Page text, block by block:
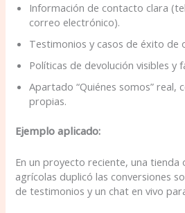
Información de contacto clara
correo electrónico).
Testimonios y casos de éxito de
Políticas de devolución visibles y
Apartado “Quiénes somos” real,
propias.
Ejemplo aplicado:
En un proyecto reciente, una tienda
agrícolas duplicó las conversiones
de testimonios y un chat en vivo